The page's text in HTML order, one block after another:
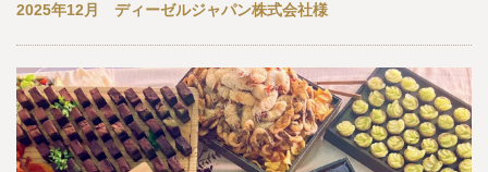
2025年12月 ディーゼルジャパン株式会社様